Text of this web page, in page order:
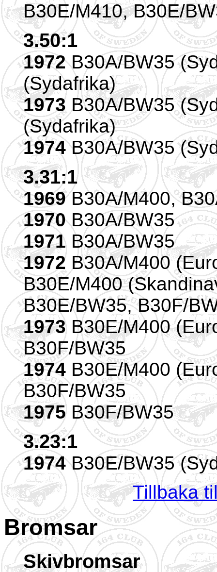
B30E/M410, B30E/
3.50:1
1972B30A/BW35
(Sydafrika)
1973B30A/BW35
(Sydafrika)
1974B30A/BW35
3.31:1
1969B30A/M400,
1970B30A/BW35
1971B30A/BW35
1972B30A/M400
B30E/M400
B30E/BW35, B30F/
1973B30E/M400
B30F/BW35
1974 B30E/M400
B30F/BW35
1975B30F/BW35
3.23:1
1974B30E/BW35
Tillbaka
Bromsar
Skivbromsar